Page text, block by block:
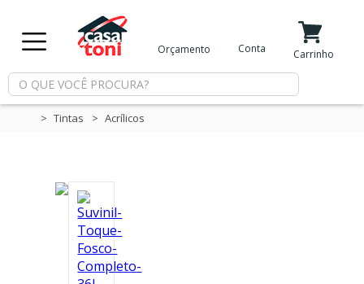
Minha Conta
Meus Favoritos
Departamentos
Orçamento Conta Carrinho
Tintas Acrílicos